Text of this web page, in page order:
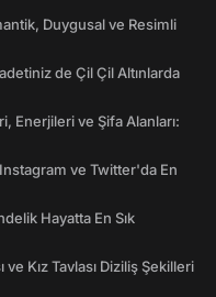
Duygusal ve Resimli
de Çil Çil Altınlarda
Enerjileri ve Şifa Alanları:
ve Twitter'da En
Hayatta En Sık
ve Kız Tavlası Diziliş Şekilleri